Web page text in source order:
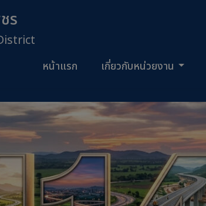
ร
หน้าแรก เกี่ยวกับหน่วยงาน